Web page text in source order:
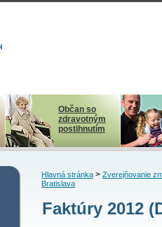
Občan so
zdravotným
postihnutím
Hlavná stránka> Zverejňovanie
Bratislava
Faktúry 2012